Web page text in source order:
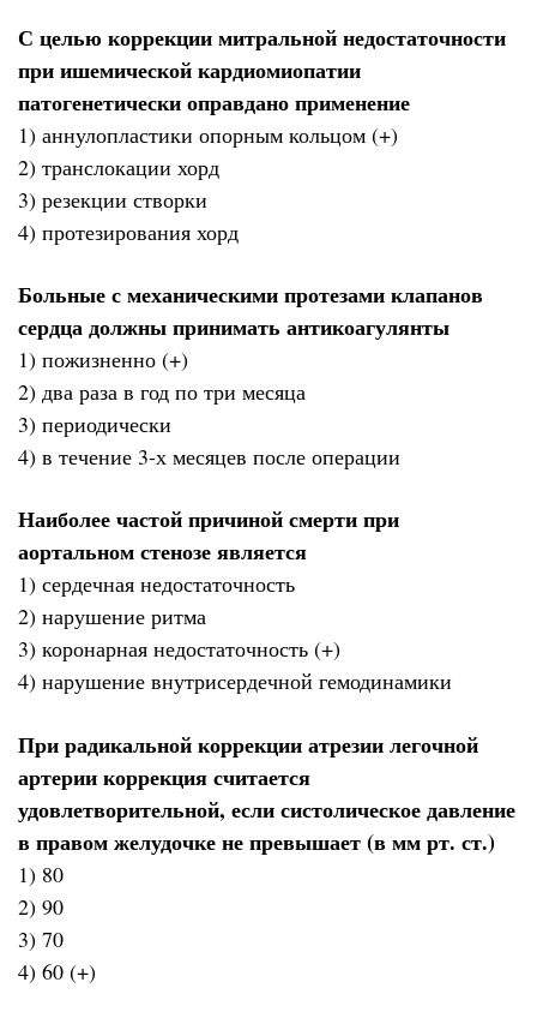
С целью коррекции митральной недостаточности
при ишемической кардиомиопатии
патогенетически оправдано применение
1) аннулопластики опорным кольцом (+)
2) транслокации хорд
3) резекции створки
4) протезирования хорд
Больные с механическими протезами клапанов
сердца должны принимать антикоагулянты
1) пожизненно (+)
2) два раза в год по три месяца
3) периодически
4) в течение 3-х месяцев после операции
Наиболее частой причиной смерти при
аортальном стенозе является
1) сердечная недостаточность
2) нарушение ритма
3) коронарная недостаточность (+)
4) нарушение внутрисердечной гемодинамики
При радикальной коррекции атрезии легочной
артерии коррекция считается
удовлетворительной, если систолическое давление
в правом желудочке не превышает (в мм рт. ст.)
1) 80
2) 90
3) 70
4) 60 (+)